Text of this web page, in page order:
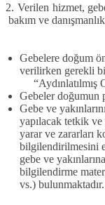
2. Verilen hizmet,
bakım ve
Gebelere doğum
verilirken gerekli
“Aydınlatılmış
Gebeler doğumun
Gebe ve
yapılacak tetkik ve
yarar ve zararları
bilgilendirilmesini
gebe ve
bilgilendirme
vs.) bulunmaktadır.